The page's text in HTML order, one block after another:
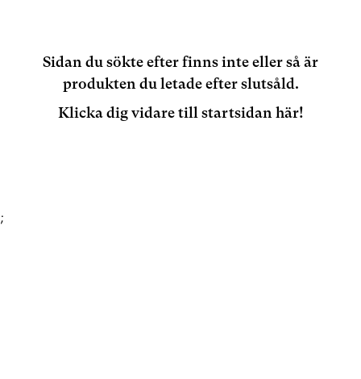
Sidan du sökte efter finns inte eller så är
produkten du letade efter slutsåld.
Klicka dig vidare till startsidan här!
;